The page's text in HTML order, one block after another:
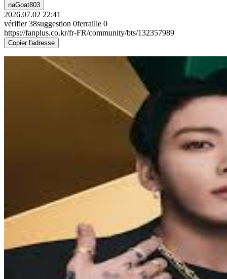
naGoat803
2026.07.02 22:41
vérifier 38suggestion 0ferraille 0
https://fanplus.co.kr/fr-FR/community/bts/132357989
Copier l'adresse